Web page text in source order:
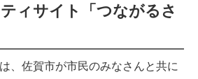
ィサイト「つながるさ
、佐賀市が市民のみなさんと共に